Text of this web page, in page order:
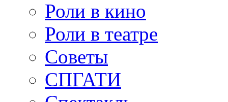
Роли в кино
Роли в театре
Советы
СПГАТИ